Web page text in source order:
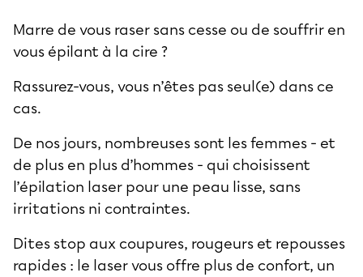
Marre de vous raser sans cesse ou de souffrir en
vous épilant à la cire ?
Rassurez-vous, vous n’êtes pas seul(e) dans ce
cas.
De nos jours, nombreuses sont les femmes - et
de plus en plus d’hommes - qui choisissent
l’épilation laser pour une peau lisse, sans
irritations ni contraintes.
Dites stop aux coupures, rougeurs et repousses
rapides : le laser vous offre plus de confort, un